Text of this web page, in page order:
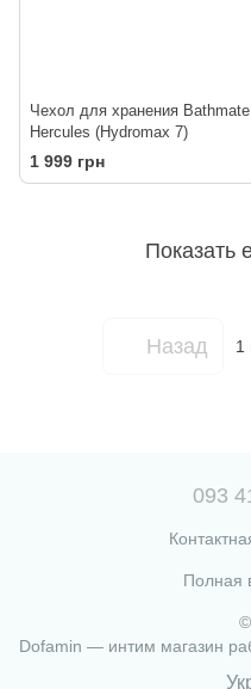
Чехол для хранения Bathmate
Hercules (Hydromax 7)
1 999 грн
Показать
Назад 1
093
Полная
Dofamin — интим магазин